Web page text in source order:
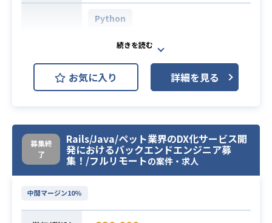
必須スキル
上（30人月以上）のプロジェクトで
のPM/PL経験（PMOではありませ
（スクラッチ開発のご経験が必要と
いう意図です）
えていただき、責任を持って推進で
きる
・プロジェクトリーダーとして、最
後まで責任を持ってご対応いただけ
・自ら考え行動し、主体的に業務を
開発環境
Python
AWS DynamoDB (Amazon Dynam
oDB)
AWS EC2 (Amazon EC2)
AWS ECS
AWS Lambda
AWS S3
AWS VPC
Linux
GitHub Enterprise
Terraform
・クラウドやテレワークの普及によ
移行するお客さま企業を支援するセ
お気に入り 詳細を見る
募集終
了
Rails/Java/ペット業界のDX化サービス開
発におけるバックエンドエンジニア募
集！/フルリモートの案件・求人
中間マージン10%